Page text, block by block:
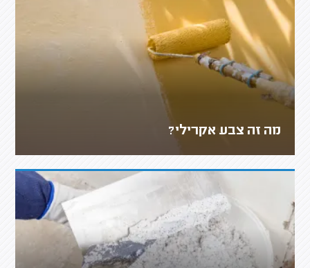
מה זה צבע אקרילי?